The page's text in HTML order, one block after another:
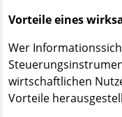
Vorteile eines
Wer
wirtschaftlichen
Vorteile